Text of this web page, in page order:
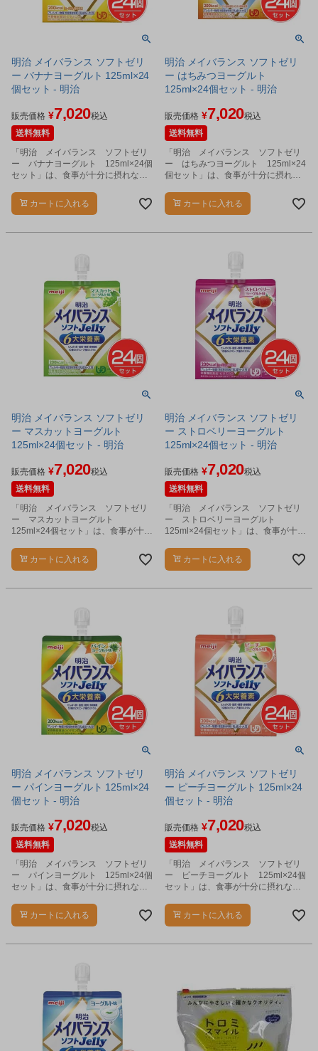
明治 メイバランス ソフトゼリ
ー バナナヨーグルト 125ml×24
個セット - 明治
販売価格 ¥7,020税込
送料無料
「明治 メイバランス ソフトゼリ
ー バナナヨーグルト 125ml×24個
セット」は、食事が十分に摂れない
に、食事の代わり、または食事にプ
ラスして飲むことで必要な栄養が補
す。
カートに入れる
明治 メイバランス ソフトゼリ
ー はちみつヨーグルト
125ml×24個セット - 明治
販売価格 ¥7,020税込
送料無料
「明治 メイバランス ソフトゼリ
ー はちみつヨーグルト 125ml×24
個セット」は、食事が十分に摂れな
に、食事の代わり、または食事にプ
ラスして飲むことで必要な栄養が補
す。
カートに入れる
明治 メイバランス ソフトゼリ
ー マスカットヨーグルト
125ml×24個セット - 明治
販売価格 ¥7,020税込
送料無料
「明治 メイバランス ソフトゼリ
ー マスカットヨーグルト
125ml×24個セット」は、食事が十分
崩れた時に、食事の代わり、または
食事にプラスして飲むことで必要な
養食品です。
カートに入れる
明治 メイバランス ソフトゼリ
ー ストロベリーヨーグルト
125ml×24個セット - 明治
販売価格 ¥7,020税込
送料無料
「明治 メイバランス ソフトゼリ
ー ストロベリーヨーグルト
125ml×24個セット」は、食事が十分
崩れた時に、食事の代わり、または
食事にプラスして飲むことで必要な
養食品です。
カートに入れる
明治 メイバランス ソフトゼリ
ー パインヨーグルト 125ml×24
個セット - 明治
販売価格 ¥7,020税込
送料無料
「明治 メイバランス ソフトゼリ
ー パインヨーグルト 125ml×24個
セット」は、食事が十分に摂れない
に、食事の代わり、または食事にプ
ラスして飲むことで必要な栄養が補
す。
カートに入れる
明治 メイバランス ソフトゼリ
ー ピーチヨーグルト 125ml×24
個セット - 明治
販売価格 ¥7,020税込
送料無料
「明治 メイバランス ソフトゼリ
ー ピーチヨーグルト 125ml×24個
セット」は、食事が十分に摂れない
に、食事の代わり、または食事にプ
ラスして飲むことで必要な栄養が補
す。
カートに入れる